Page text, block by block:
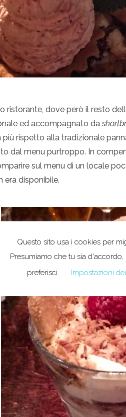
ristorante, dove però il resto
ed accompagnato da
più rispetto alla tradizionale
dal menu purtroppo. In
sul menu di un locale
era disponibile.
Questo sito usa i cookies per
Presumiamo che tu sia
preferisci.
Impostazioni